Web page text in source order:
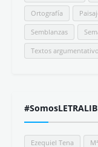
Ortografía
Semblanzas
Textos
Ezequiel Tena